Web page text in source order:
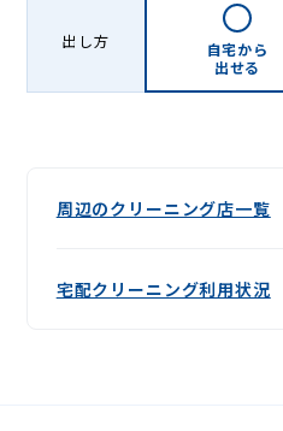
出し方
自宅から
出せる
周辺のクリーニング店一覧
宅配クリーニング利用状況